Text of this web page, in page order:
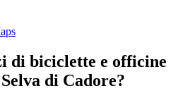
di biciclette e officine
di Cadore?